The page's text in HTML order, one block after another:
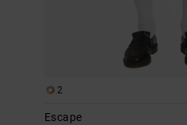
2
Escape